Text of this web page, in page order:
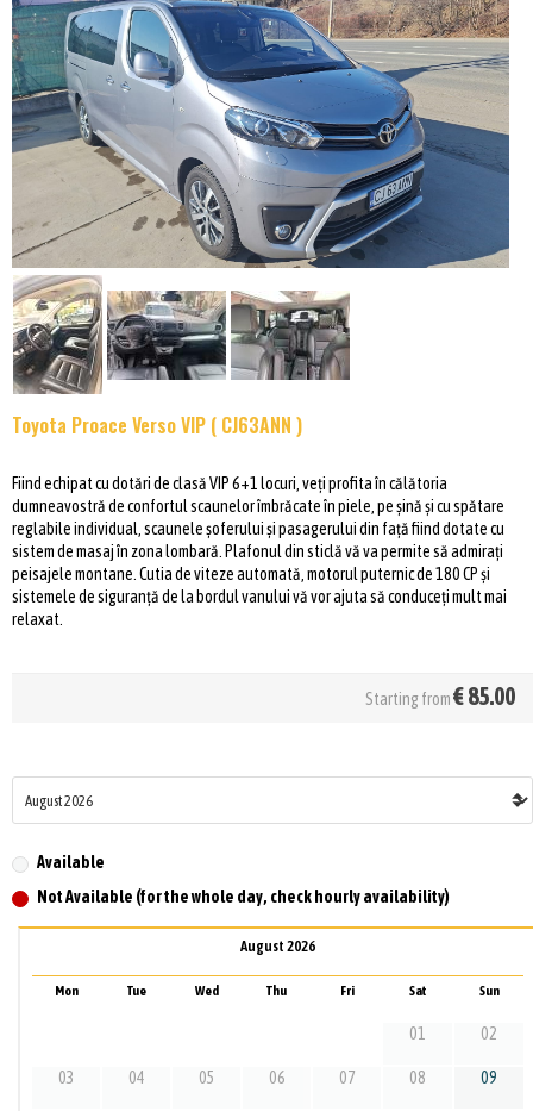
Toyota Proace Verso VIP ( CJ63ANN )
Fiind echipat cu dotări de clasă VIP 6+1 locuri, veți profita în călătoria
dumneavostră de confortul scaunelor îmbrăcate în piele, pe șină și cu spătare
reglabile individual, scaunele șoferului și pasagerului din față fiind dotate cu
sistem de masaj în zona lombară. Plafonul din sticlă vă va permite să admirați
peisajele montane. Cutia de viteze automată, motorul puternic de 180 CP și
sistemele de siguranță de la bordul vanului vă vor ajuta să conduceți mult mai
relaxat.
Starting from€85.00
Available
Not Available (for the whole day, check hourly availability)
August 2026
Mon Tue Wed Thu Fri Sat Sun
01 02
03 04 05 06 07 08 09